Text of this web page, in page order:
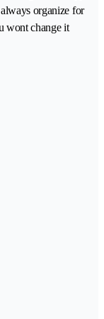
organize for
wont change it